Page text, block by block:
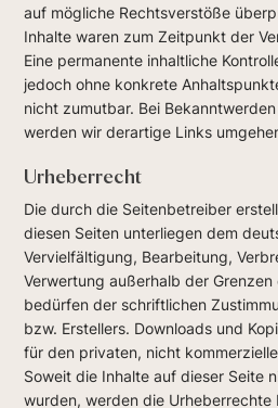
auf mögliche Rechtsverstöße
Inhalte waren zum Zeitpunkt der
Eine permanente inhaltliche
jedoch ohne konkrete
nicht zumutbar. Bei
werden wir derartige Links
Urheberrecht
Die durch die Seitenbetreiber
diesen Seiten unterliegen dem
Vervielfältigung, Bearbeitung,
Verwertung außerhalb der
bedürfen der schriftlichen
bzw. Erstellers. Downloads und
für den privaten, nicht
Soweit die Inhalte auf dieser Seite
wurden, werden die Urheberrechte